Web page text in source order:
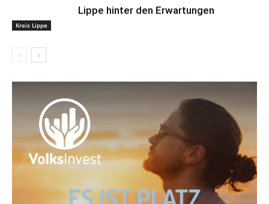
Kreis Lippe
Lippe hinter den Erwartungen